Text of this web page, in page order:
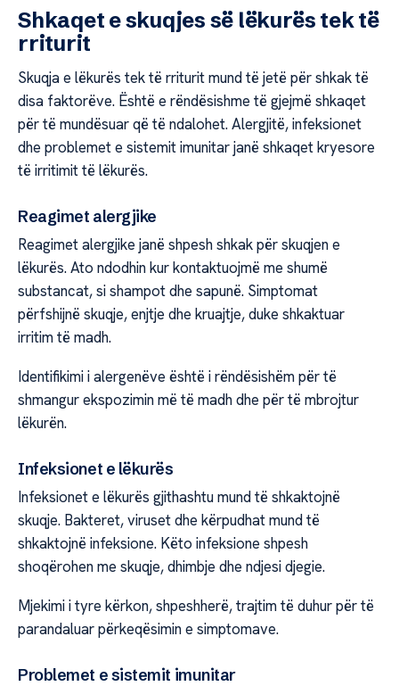
Shkaqet e skuqjes së lëkurës tek të
rriturit
Skuqja e lëkurës tek të rriturit mund të jetë për shkak të
disa faktorëve. Është e rëndësishme të gjejmë shkaqet
për të mundësuar që të ndalohet. Alergjitë, infeksionet
dhe problemet e sistemit imunitar janë shkaqet kryesore
të irritimit të lëkurës.
Reagimet alergjike
Reagimet alergjike janë shpesh shkak për skuqjen e
lëkurës. Ato ndodhin kur kontaktuojmë me shumë
substancat, si shampot dhe sapunë. Simptomat
përfshijnë skuqje, enjtje dhe kruajtje, duke shkaktuar
irritim të madh.
Identifikimi i alergenëve është i rëndësishëm për të
shmangur ekspozimin më të madh dhe për të mbrojtur
lëkurën.
Infeksionet e lëkurës
Infeksionet e lëkurës gjithashtu mund të shkaktojnë
skuqje. Bakteret, viruset dhe kërpudhat mund të
shkaktojnë infeksione. Këto infeksione shpesh
shoqërohen me skuqje, dhimbje dhe ndjesi djegie.
Mjekimi i tyre kërkon, shpeshherë, trajtim të duhur për të
parandaluar përkeqësimin e simptomave.
Problemet e sistemit imunitar